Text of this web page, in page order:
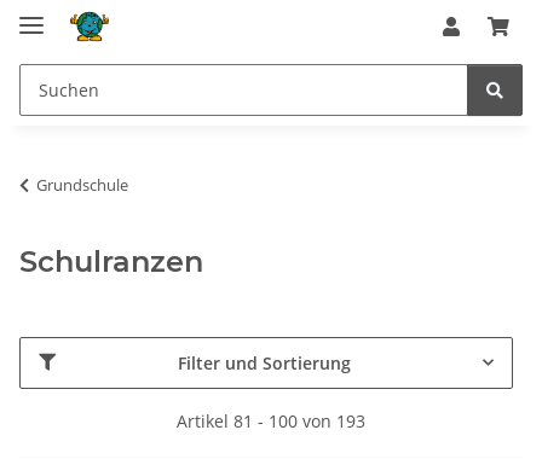
Grundschule
Schulranzen
Filter und Sortierung
Artikel 81 - 100 von 193